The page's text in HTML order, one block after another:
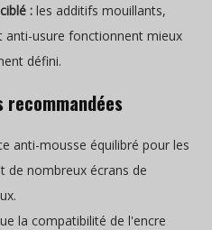
: les additifs mouillants,
anti-usure fonctionnent mieux
défini.
anti-mousse équilibré pour les
de nombreux écrans de
la compatibilité de l'encre